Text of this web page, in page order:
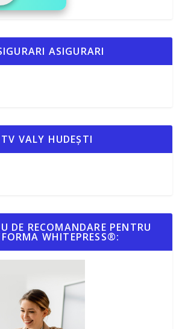
ASIGURARI
TV VALY HUDEȘTI
DE RECOMANDARE PENTRU
WHITEPRESS®: